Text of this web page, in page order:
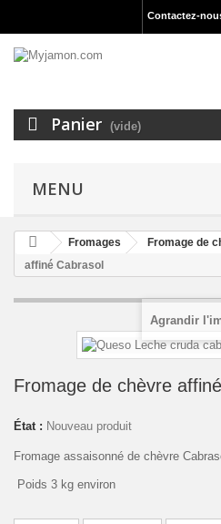
Contactez-
Panier (vide)
MENU
Fromages Fromage de
affiné Cabrasol
Agrandir
Fromage de chèvre
État : Nouveau produit
Fromage assaisonné de chèvre
Poids 3 kg environ